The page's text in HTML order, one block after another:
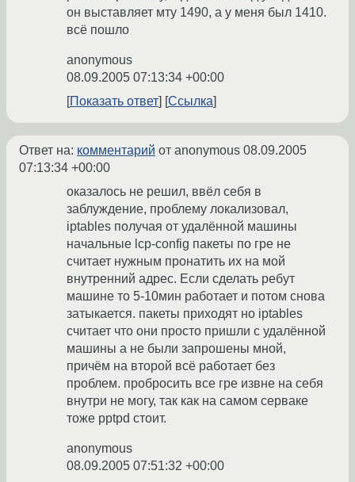
он выставляет мту 1490, а у меня был 1410.
всё пошло
anonymous
08.09.2005 07:13:34 +00:00
Показать ответ
Ссылка
Ответ на: комментарий от anonymous 08.09.2005
07:13:34 +00:00
оказалось не решил, ввёл себя в
заблуждение, проблему локализовал,
iptables получая от удалённой машины
начальные lcp-config пакеты по гре не
считает нужным пронатить их на мой
внутренний адрес. Если сделать ребут
машине то 5-10мин работает и потом снова
затыкается. пакеты приходят но iptables
считает что они просто пришли с удалённой
машины а не были запрошены мной,
причём на второй всё работает без
проблем. пробросить все гре извне на себя
внутри не могу, так как на самом серваке
тоже pptpd стоит.
anonymous
08.09.2005 07:51:32 +00:00